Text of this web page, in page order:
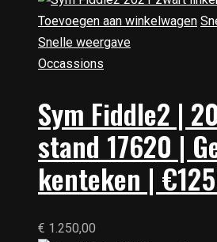
Toevoegen aan winkelwagen
Snelle weergave
Occassions
Sym Fiddle2 |
stand 17620 |
kenteken |
€ 1.250,00